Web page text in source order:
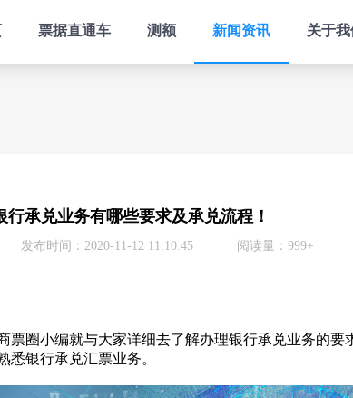
票据直通车 测额 新闻资讯 关于我
行承兑业务有哪些要求及承兑流程！
发布时间：2020-11-12 11:10:45 阅读量：999+
圈小编就与大家详细去了解办理银行承兑业务的要
悉银行承兑汇票业务。